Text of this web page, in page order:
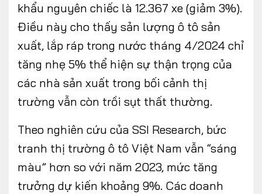
khẩu nguyên chiếc là 12.367 xe (giảm 3%).
Điều này cho thấy sản lượng ô tô sản
xuất, lắp ráp trong nước tháng 4/2024 chỉ
tăng nhẹ 5% thể hiện sự thận trọng của
các nhà sản xuất trong bối cảnh thị
trường vẫn còn trồi sụt thất thường.
Theo nghiên cứu của SSI Research, bức
tranh thị trường ô tô Việt Nam vẫn “sáng
màu” hơn so với năm 2023, mức tăng
trưởng dự kiến khoảng 9%. Các doanh